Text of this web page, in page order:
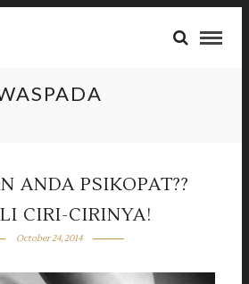
ANDA PSIKOPAT??
CIRI-CIRINYA!
October 24, 2014